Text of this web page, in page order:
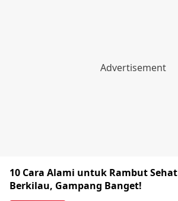
10 Cara Alami untuk Rambut Sehat
Berkilau, Gampang Banget!